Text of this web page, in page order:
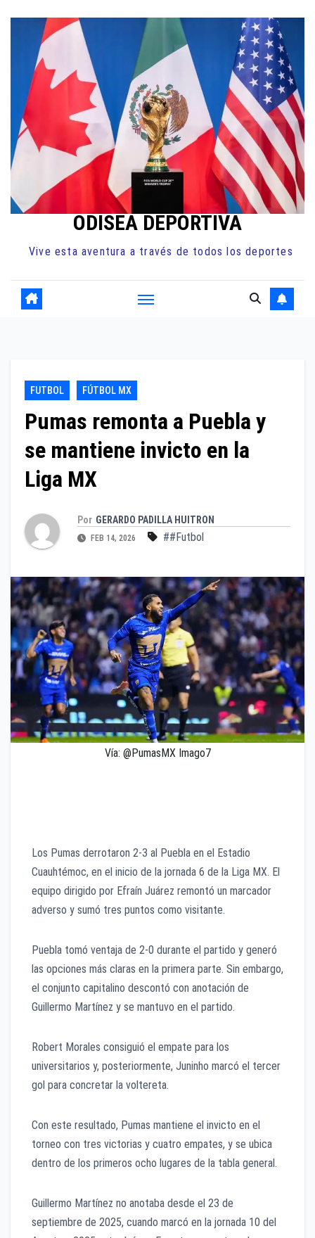
contenido
ODISEA DEPORTIVA
Vive esta aventura a través de todos los deportes
FUTBOL FÚTBOL MX
Pumas remonta a Puebla y
se mantiene invicto en la
Liga MX
Por GERARDO PADILLA HUITRON
FEB 14, 2026 ##Futbol
Vía: @PumasMX Imago7
Los Pumas derrotaron 2-3 al Puebla en el Estadio
Cuauhtémoc, en el inicio de la jornada 6 de la Liga MX. El
equipo dirigido por Efraín Juárez remontó un marcador
adverso y sumó tres puntos como visitante.
Puebla tomó ventaja de 2-0 durante el partido y generó
las opciones más claras en la primera parte. Sin embargo,
el conjunto capitalino descontó con anotación de
Guillermo Martínez y se mantuvo en el partido.
Robert Morales consiguió el empate para los
universitarios y, posteriormente, Juninho marcó el tercer
gol para concretar la voltereta.
Con este resultado, Pumas mantiene el invicto en el
torneo con tres victorias y cuatro empates, y se ubica
dentro de los primeros ocho lugares de la tabla general.
Guillermo Martínez no anotaba desde el 23 de
septiembre de 2025, cuando marcó en la jornada 10 del